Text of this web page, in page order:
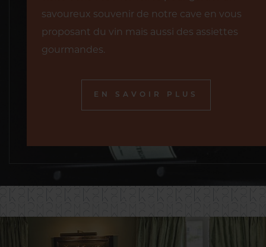
savoureux souvenir de notre cave en vous
proposant du vin mais aussi des assiettes
gourmandes.
EN SAVOIR PLUS